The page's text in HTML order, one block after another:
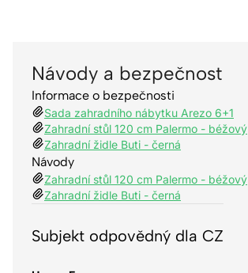
Návody a bezpečnost
Informace o bezpečnosti
Sada zahradního nábytku Arezo 6+1
Zahradní stůl 120 cm Palermo - béžový
Zahradní židle Buti - černá
Návody
Zahradní stůl 120 cm Palermo - béžový
Zahradní židle Buti - černá
Subjekt odpovědný dla CZ